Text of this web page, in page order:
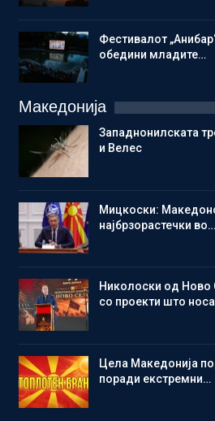
Фестивалот
обедини младите…
Македонија
Западнонилската
и Велес
Мицкоски:
најбрзорастечки во…
Николоски од
со проекти што
Цела Македонија
поради екстремни…